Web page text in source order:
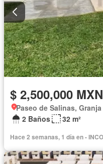
$ 2,500,000 MXN
Paseo de Salinas,
2 Baños
32 m²
Hace 2 semanas, 1 día en -